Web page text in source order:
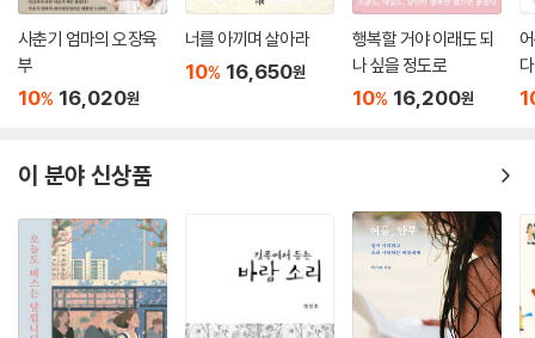
사춘기 엄마의 오장육
부
10% 16,020원
너를 아끼며 살아라
10% 16,650원
행복할 거야 이래도 되
나 싶을 정도로
10% 16,200원
다
이 분야 신상품